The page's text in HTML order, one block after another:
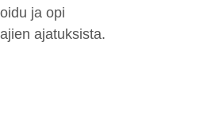
ja opi
ajatuksista.